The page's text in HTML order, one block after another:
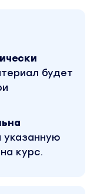
и
и форматы,
рынка
в США — в
которые
будет
указанную
курс.